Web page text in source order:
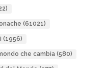
(61021)
(1956)
che cambia(580)